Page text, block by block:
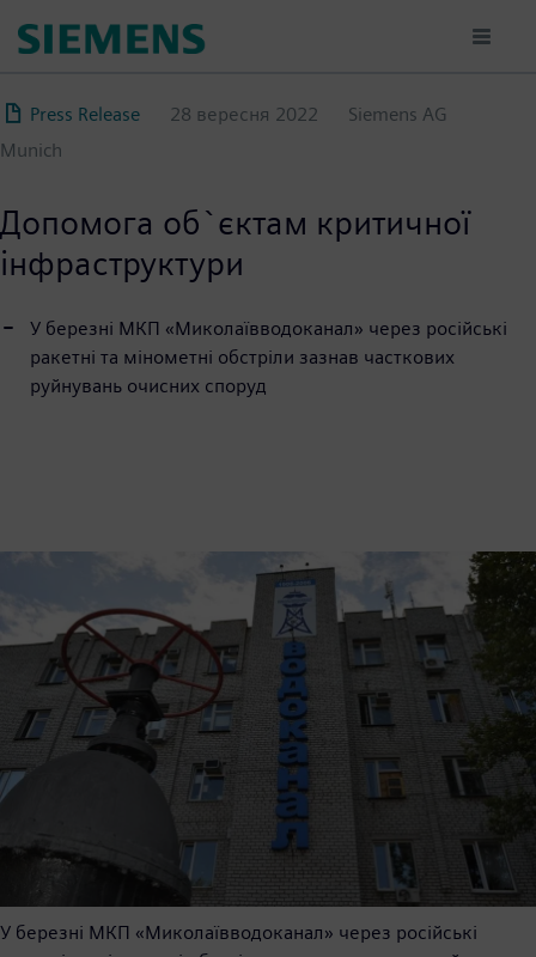
до
вмісту
Press Release 28 вересня 2022
Siemens AG
Munich
Допомога об`єктам критичної
інфраструктури
У березні МКП «Миколаївводоканал» через російські
ракетні та мінометні обстріли зазнав часткових
руйнувань очисних споруд
У березні МКП «Миколаївводоканал» через російські